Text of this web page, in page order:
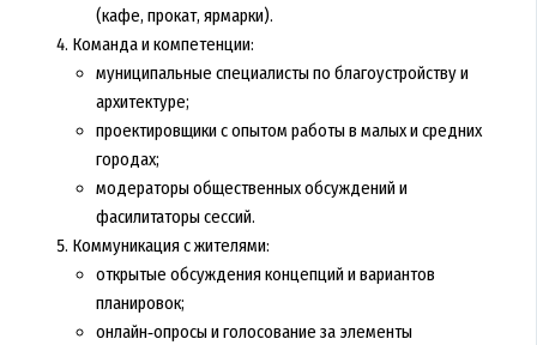
(кафе, прокат, ярмарки).
Команда и компетенции:
муниципальные специалисты по благоустройству и
архитектуре;
проектировщики с опытом работы в малых и средних
городах;
модераторы общественных обсуждений и
фасилитаторы сессий.
Коммуникация с жителями:
открытые обсуждения концепций и вариантов
планировок;
онлайн‑опросы и голосование за элементы